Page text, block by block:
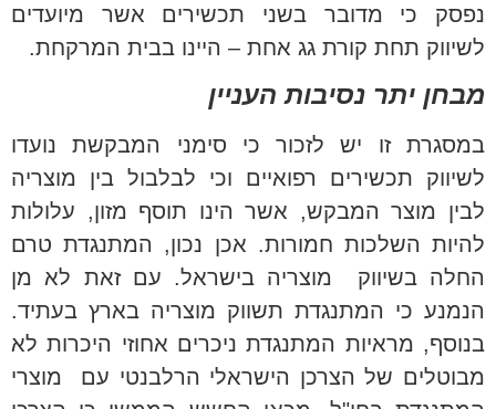
נפסק כי מדובר בשני תכשירים אשר מיועדים
לשיווק תחת קורת גג אחת – היינו בבית המרקחת.
מבחן יתר נסיבות העניין
במסגרת זו יש לזכור כי סימני המבקשת נועדו
לשיווק תכשירים רפואיים וכי לבלבול בין מוצריה
לבין מוצר המבקש, אשר הינו תוסף מזון, עלולות
להיות השלכות חמורות. אכן נכון, המתנגדת טרם
החלה בשיווק מוצריה בישראל. עם זאת לא מן
הנמנע כי המתנגדת תשווק מוצריה בארץ בעתיד.
בנוסף, מראיות המתנגדת ניכרים אחוזי היכרות לא
מבוטלים של הצרכן הישראלי הרלבנטי עם מוצרי